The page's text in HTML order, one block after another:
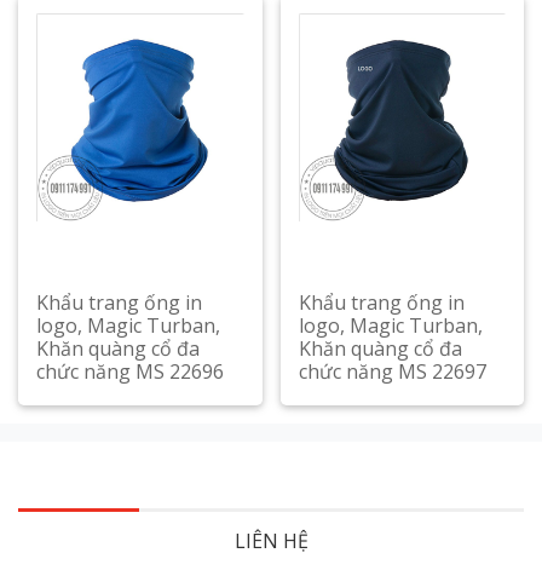
Khẩu trang ống in
logo, Magic Turban,
Khăn quàng cổ đa
chức năng MS 22696
Xem chi tiết
Khẩu trang ống in
logo, Magic Turban,
Khăn quàng cổ đa
chức năng MS 22697
Xem chi tiết
LIÊN HỆ